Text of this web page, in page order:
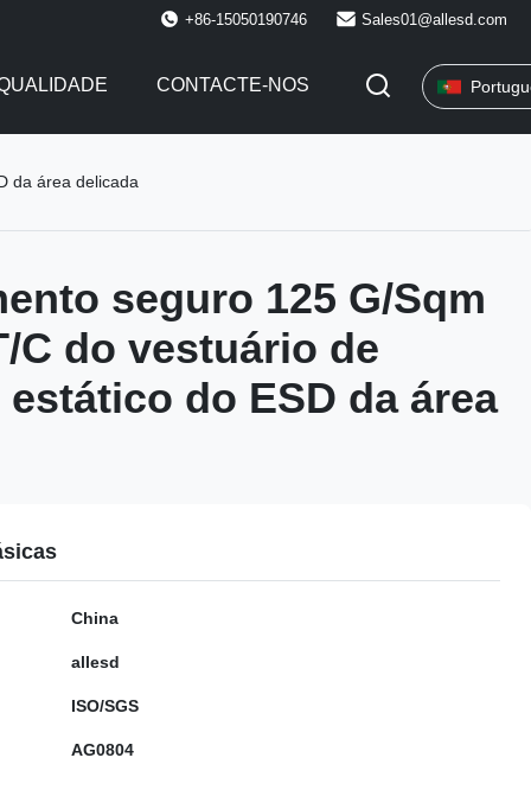
+86-15050190746 Sales01@allesd.com
CONTACTE-NOS
da área delicada
seguro 125 G/Sqm
C do vestuário de
do ESD da área
China
allesd
ISO/SGS
AG0804